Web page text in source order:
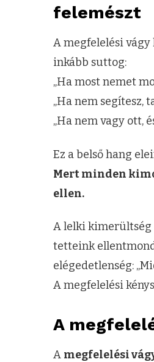
felemészt
A megfelelési
inkább suttog:
„Ha most nemet
„Ha nem segítesz,
„Ha nem vagy ott,
Ez a belső hang
Mert minden
ellen.
A lelki kimerültség
tetteink
elégedetlenség:
A megfelelési
A
A megfelelési